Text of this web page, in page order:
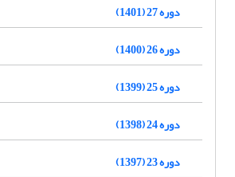
دوره 27 (1401)
دوره 26 (1400)
دوره 25 (1399)
دوره 24 (1398)
دوره 23 (1397)